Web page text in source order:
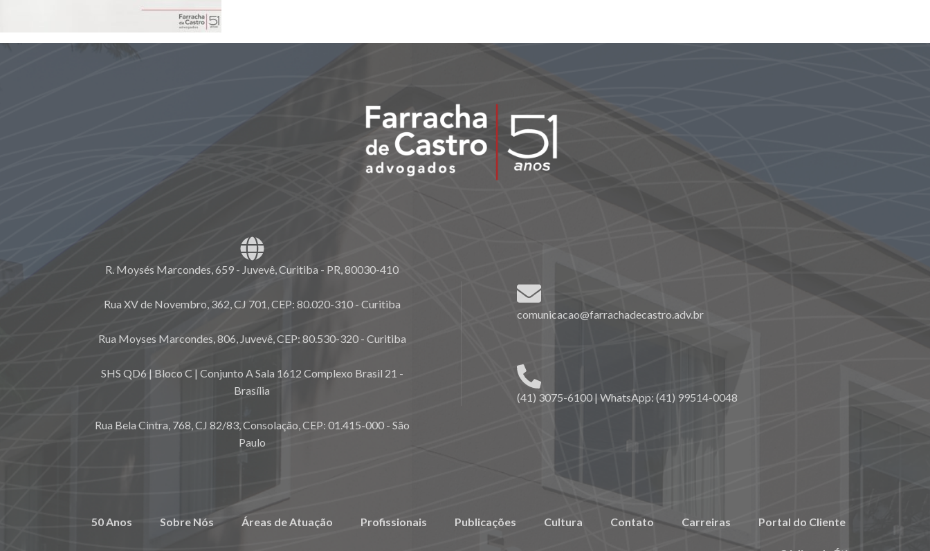
R. Moysés Marcondes, 659 - Juvevê, Curitiba - PR, 80030-410
Rua XV de Novembro, 362, CJ 701, CEP: 80.020-310 - Curitiba
Rua Moyses Marcondes, 806, Juvevê, CEP: 80.530-320 - Curitiba
SHS QD6 | Bloco C | Conjunto A Sala 1612 Complexo Brasil 21 -
Brasília
Rua Bela Cintra, 768, CJ 82/83, Consolação, CEP: 01.415-000 - São
Paulo
comunicacao@farrachadecastro.adv.br
(41) 3075-6100 | WhatsApp: (41) 99514-0048
50 Anos Sobre Nós Áreas de Atuação Profissionais Publicações Cultura Contato Carreiras Portal do Cliente